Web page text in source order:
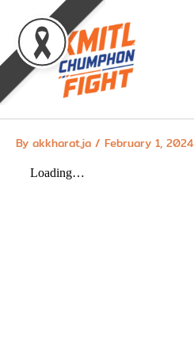
content
By akkharat.ja / February 1, 2024